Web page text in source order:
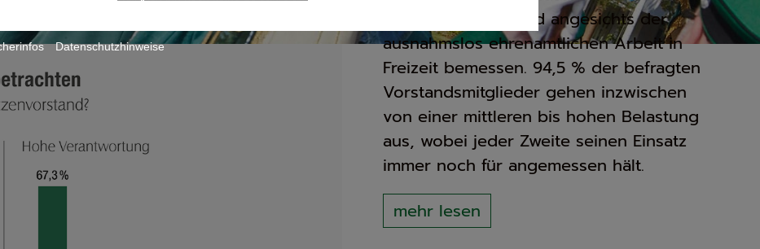
Preis – und der wird angesichts der
ausnahmslos ehrenamtlichen Arbeit in
Freizeit bemessen. 94,5 % der befragten
Vorstandsmitglieder gehen inzwischen
von einer mittleren bis hohen Belastung
aus, wobei jeder Zweite seinen Einsatz
immer noch für angemessen hält.
mehr lesen
Datenschutzhinweise